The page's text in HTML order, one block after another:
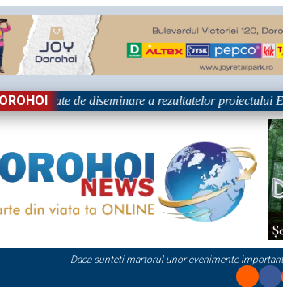
de diseminare a rezultatelor proiectului
Daca sunteti martorul unor evenimente